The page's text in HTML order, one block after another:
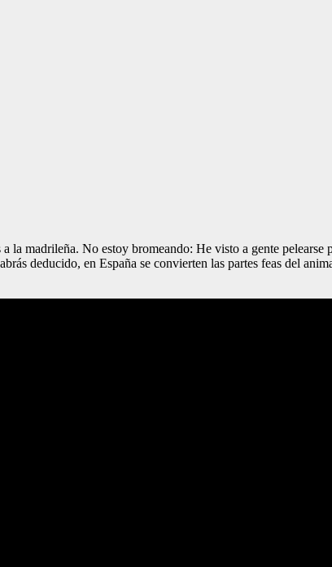
la madrileña. No estoy bromeando: He visto a gente
deducido, en España se convierten las partes feas del